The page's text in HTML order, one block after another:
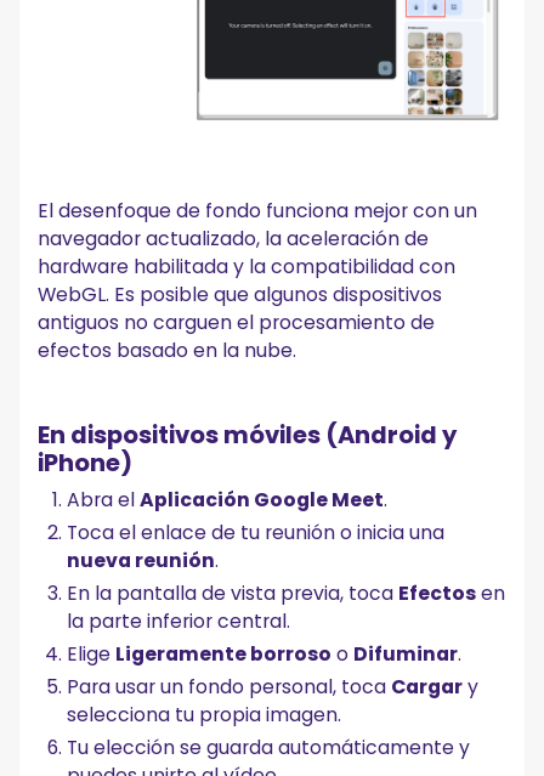
El desenfoque de fondo funciona mejor con un
navegador actualizado, la aceleración de
hardware habilitada y la compatibilidad con
WebGL. Es posible que algunos dispositivos
antiguos no carguen el procesamiento de
efectos basado en la nube.
En dispositivos móviles (Android y
iPhone)
Abra elAplicación Google Meet.
Toca el enlace de tu reunión o inicia una
nueva reunión.
En la pantalla de vista previa, toca Efectosen
la parte inferior central.
Elige Ligeramente borroso o Difuminar.
Para usar un fondo personal, toca Cargary
selecciona tu propia imagen.
Tu elección se guarda automáticamente y